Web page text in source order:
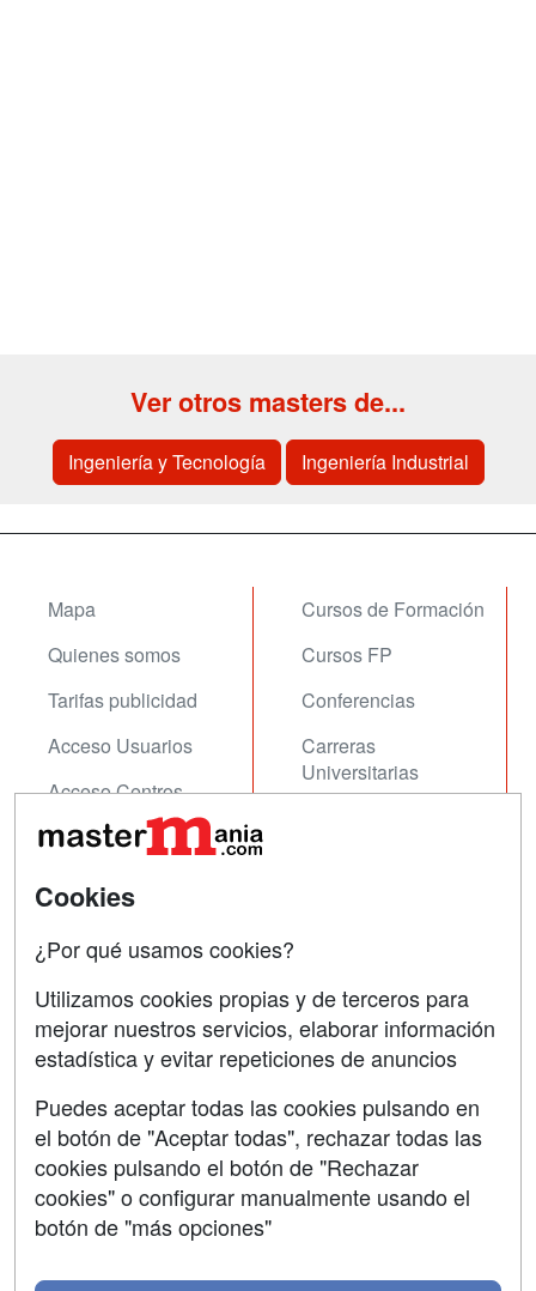
Ver otros masters de...
Ingeniería y Tecnología Ingeniería Industrial
Mapa
Quienes somos
Tarifas publicidad
Acceso Usuarios
Acceso Centros
Cursos de Formación
Cursos FP
Conferencias
Carreras
Universitarias
Contactar
Copyleft
Grupo formazion:
Cookies
¿Por qué usamos cookies?
Utilizamos cookies propias y de terceros para
mejorar nuestros servicios, elaborar información
estadística y evitar repeticiones de anuncios
Puedes aceptar todas las cookies pulsando en
el botón de "Aceptar todas", rechazar todas las
cookies pulsando el botón de "Rechazar
cookies" o configurar manualmente usando el
botón de "más opciones"